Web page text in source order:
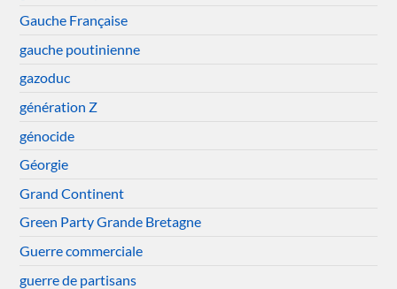
Gauche Française
gauche poutinienne
gazoduc
génération Z
génocide
Géorgie
Grand Continent
Green Party Grande Bretagne
Guerre commerciale
guerre de partisans